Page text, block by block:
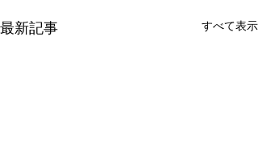
最新記事 すべて表示